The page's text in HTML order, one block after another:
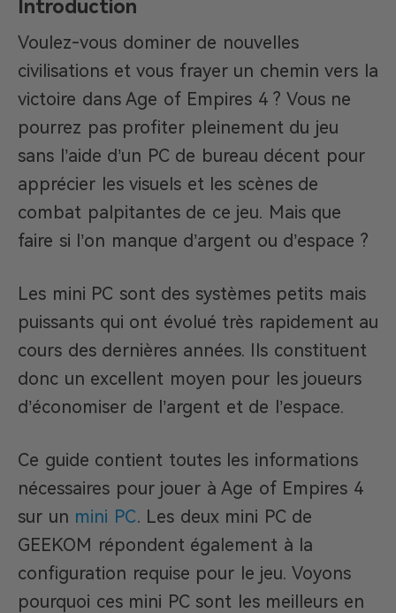
Introduction
Voulez-vous dominer de nouvelles
civilisations et vous frayer un chemin vers la
victoire dans Age of Empires 4 ? Vous ne
pourrez pas profiter pleinement du jeu
sans l’aide d’un PC de bureau décent pour
apprécier les visuels et les scènes de
combat palpitantes de ce jeu. Mais que
faire si l’on manque d’argent ou d’espace ?
Les mini PC sont des systèmes petits mais
puissants qui ont évolué très rapidement au
cours des dernières années. Ils constituent
donc un excellent moyen pour les joueurs
d’économiser de l’argent et de l’espace.
Ce guide contient toutes les informations
nécessaires pour jouer à Age of Empires 4
sur un mini PC. Les deux mini PC de
GEEKOM répondent également à la
configuration requise pour le jeu. Voyons
pourquoi ces mini PC sont les meilleurs en